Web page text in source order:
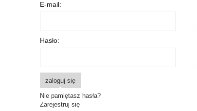
E-mail:
Hasło:
zaloguj się
Nie pamiętasz hasła?
Zarejestruj się